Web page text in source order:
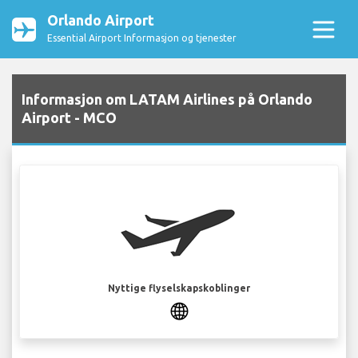
Orlando Airport
Essential Airport Informasjon og tjenester
Informasjon om LATAM Airlines på Orlando
Airport - MCO
Nyttige flyselskapskoblinger